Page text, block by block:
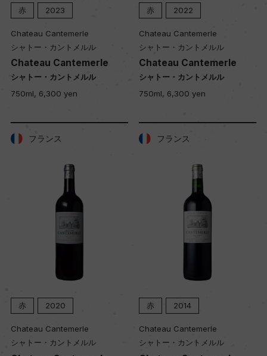
赤 2023
Chateau Cantemerle
シャトー・カントメルル
Chateau Cantemerle
シャトー・カントメルル
750ml, 6,300 yen
赤 2022
Chateau Cantemerle
シャトー・カントメルル
Chateau Cantemerle
シャトー・カントメルル
750ml, 6,300 yen
フランス
赤 2020
Chateau Cantemerle
シャトー・カントメルル
フランス
赤 2014
Chateau Cantemerle
シャトー・カントメルル